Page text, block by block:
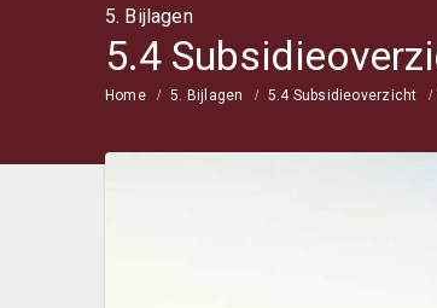
5. Bijlagen
5.4
Home 5. Bijlagen 5.4 Subsidieoverzicht